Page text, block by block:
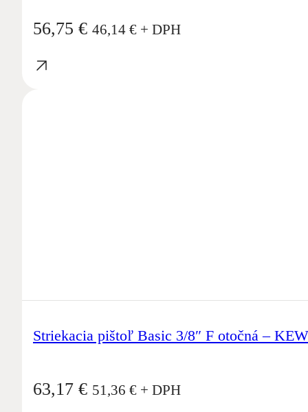
56,75 € 46,14 € + DPH
Striekacia pištoľ Basic 3/8″ F otočná – KEW
63,17 € 51,36 € + DPH